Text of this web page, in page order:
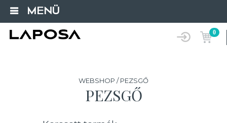
MENÜ
0
WEBSHOP / PEZSGŐ
PEZSGŐ